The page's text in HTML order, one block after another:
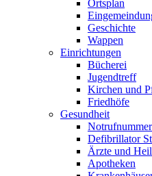
Ortsplan
Geschichte
Wappen
Einrichtungen
Bücherei
Jugendtreff
Kirchen und
Friedhöfe
Gesundheit
Defibrillator
Ärzte und
Apotheken